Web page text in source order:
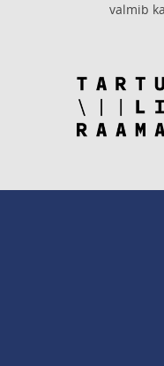
valmib